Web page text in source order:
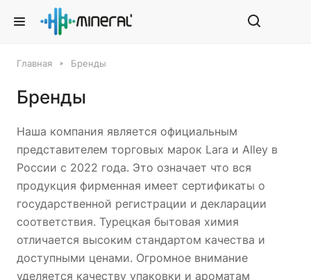
Главная Бренды
Бренды
Наша компания является официальным
представителем торговых марок Lara и Alley в
России с 2022 года. Это означает что вся
продукция фирменная имеет сертификаты о
государственной регистрации и декларации
соответствия. Турецкая бытовая химия
отличается высоким стандартом качества и
доступными ценами. Огромное внимание
уделяется качеству упаковки и ароматам